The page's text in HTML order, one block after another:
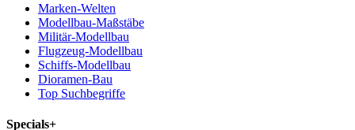
Marken-Welten
Modellbau-Maßstäbe
Militär-Modellbau
Flugzeug-Modellbau
Schiffs-Modellbau
Dioramen-Bau
Top Suchbegriffe
Specials+